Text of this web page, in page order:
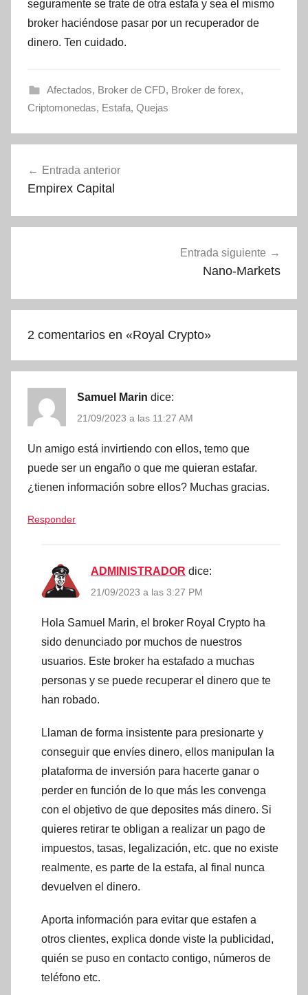
seguramente se trate de otra estafa y sea el mismo
broker haciéndose pasar por un recuperador de
dinero. Ten cuidado.
Afectados, Broker de CFD, Broker de forex,
Criptomonedas, Estafa, Quejas
de
Entrada anterior
Empirex Capital
Entrada siguiente
Nano-Markets
2 comentarios en «Royal Crypto»
Samuel Marin dice:
21/09/2023 a las 11:27 AM
Un amigo está invirtiendo con ellos, temo que
puede ser un engaño o que me quieran estafar.
¿tienen información sobre ellos? Muchas gracias.
Responder
ADMINISTRADOR dice:
21/09/2023 a las 3:27 PM
Hola Samuel Marin, el broker Royal Crypto ha
sido denunciado por muchos de nuestros
usuarios. Este broker ha estafado a muchas
personas y se puede recuperar el dinero que te
han robado.
Llaman de forma insistente para presionarte y
conseguir que envíes dinero, ellos manipulan la
plataforma de inversión para hacerte ganar o
perder en función de lo que más les convenga
con el objetivo de que deposites más dinero. Si
quieres retirar te obligan a realizar un pago de
impuestos, tasas, legalización, etc. que no existe
realmente, es parte de la estafa, al final nunca
devuelven el dinero.
Aporta información para evitar que estafen a
otros clientes, explica donde viste la publicidad,
quién se puso en contacto contigo, números de
teléfono etc.